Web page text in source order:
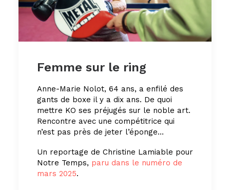
Femme sur le ring
Anne-Marie Nolot, 64 ans, a enfilé des
gants de boxe il y a dix ans. De quoi
mettre KO ses préjugés sur le noble art.
Rencontre avec une compétitrice qui
n’est pas près de jeter l’éponge…
Un reportage de Christine Lamiable pour
Notre Temps, paru dans le numéro de
mars 2025.